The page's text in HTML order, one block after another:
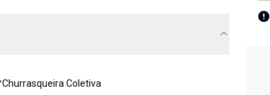
Churrasqueira Coletiva